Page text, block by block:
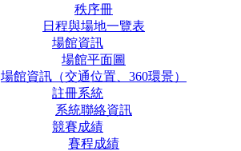
秩序冊
日程與場地一覽表
場館資訊
場館平面圖
場館資訊（交通位置、360環景）
註冊系統
系統聯絡資訊
競賽成績
賽程成績